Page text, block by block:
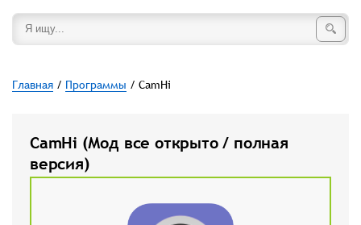
Главная / Программы / CamHi
CamHi (Мод все открыто / полная
версия)